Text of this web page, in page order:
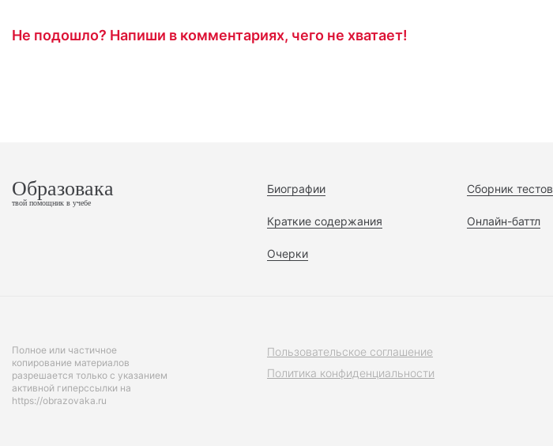
Не подошло? Напиши в комментариях, чего не хватает!
Образовака
твой помощник в учебе
Биографии
Краткие содержания
Очерки
Сборник тестов
Онлайн-баттл
Полное или частичное
копирование материалов
разрешается только с указанием
активной гиперссылки на
https://obrazovaka.ru
Пользовательское соглашение
Политика конфиденциальности